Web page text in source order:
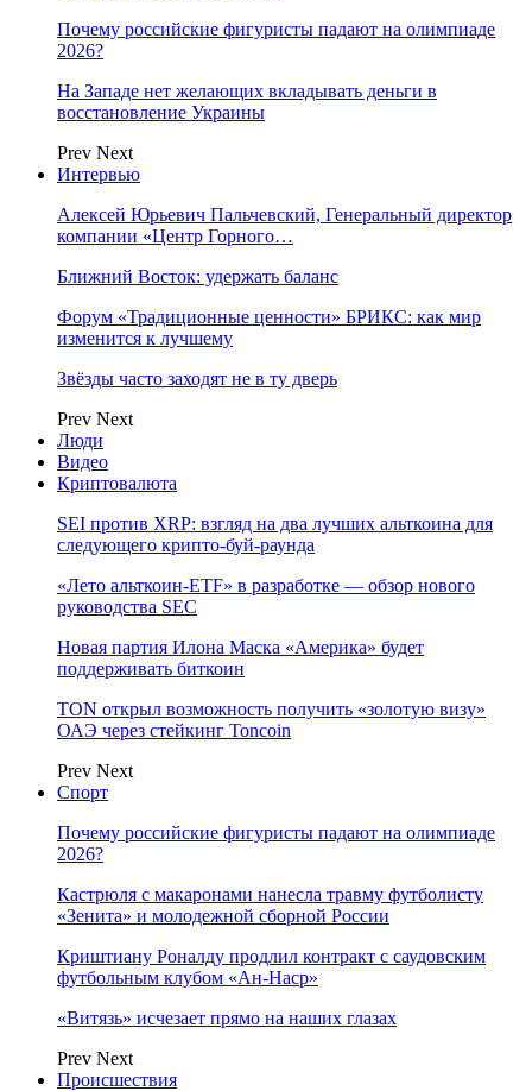
Почему российские фигуристы падают на олимпиаде
2026?
На Западе нет желающих вкладывать деньги в
восстановление Украины
Prev Next
Интервью
Алексей Юрьевич Пальчевский, Генеральный директор
компании «Центр Горного…
Ближний Восток: удержать баланс
Форум «Традиционные ценности» БРИКС: как мир
изменится к лучшему
Звёзды часто заходят не в ту дверь
Prev Next
Люди
Видео
Криптовалюта
SEI против XRP: взгляд на два лучших альткоина для
следующего крипто-буй-раунда
«Лето альткоин-ETF» в разработке — обзор нового
руководства SEC
Новая партия Илона Маска «Америка» будет
поддерживать биткоин
TON открыл возможность получить «золотую визу»
ОАЭ через стейкинг Toncoin
Prev Next
Спорт
Почему российские фигуристы падают на олимпиаде
2026?
Кастрюля с макаронами нанесла травму футболисту
«Зенита» и молодежной сборной России
Криштиану Роналду продлил контракт с саудовским
футбольным клубом «Ан-Наср»
«Витязь» исчезает прямо на наших глазах
Prev Next
Происшествия